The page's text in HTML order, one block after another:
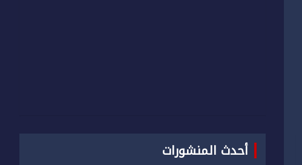
أحدث المنشورات